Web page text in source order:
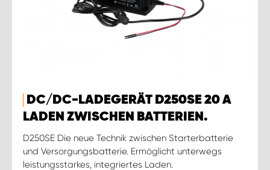
DC/DC-LADEGERÄT D250SE 20 A
LADEN ZWISCHEN BATTERIEN.
D250SE Die neue Technik zwischen Starterbatterie
und Versorgungsbatterie. Ermöglicht unterwegs
leistungsstarkes, integriertes Laden.